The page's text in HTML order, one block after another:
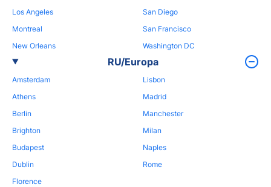
Los Angeles
Montreal
New Orleans
San Diego
San Francisco
Washington DC
RU/Europa
Amsterdam
Athens
Berlin
Brighton
Budapest
Dublin
Florence
Lisbon
Madrid
Manchester
Milan
Naples
Rome